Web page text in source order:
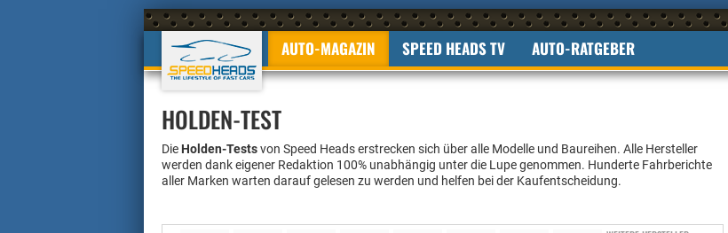
AUTO-MAGAZIN SPEED HEADS TV AUTO-RATGEBER
HOLDEN-TEST
Die Holden-Testsvon Speed Heads erstrecken sich über alle Modelle und Baureihen. Alle Hersteller
werden dank eigener Redaktion 100% unabhängig unter die Lupe genommen. Hunderte Fahrberichte
aller Marken warten darauf gelesen zu werden und helfen bei der Kaufentscheidung.